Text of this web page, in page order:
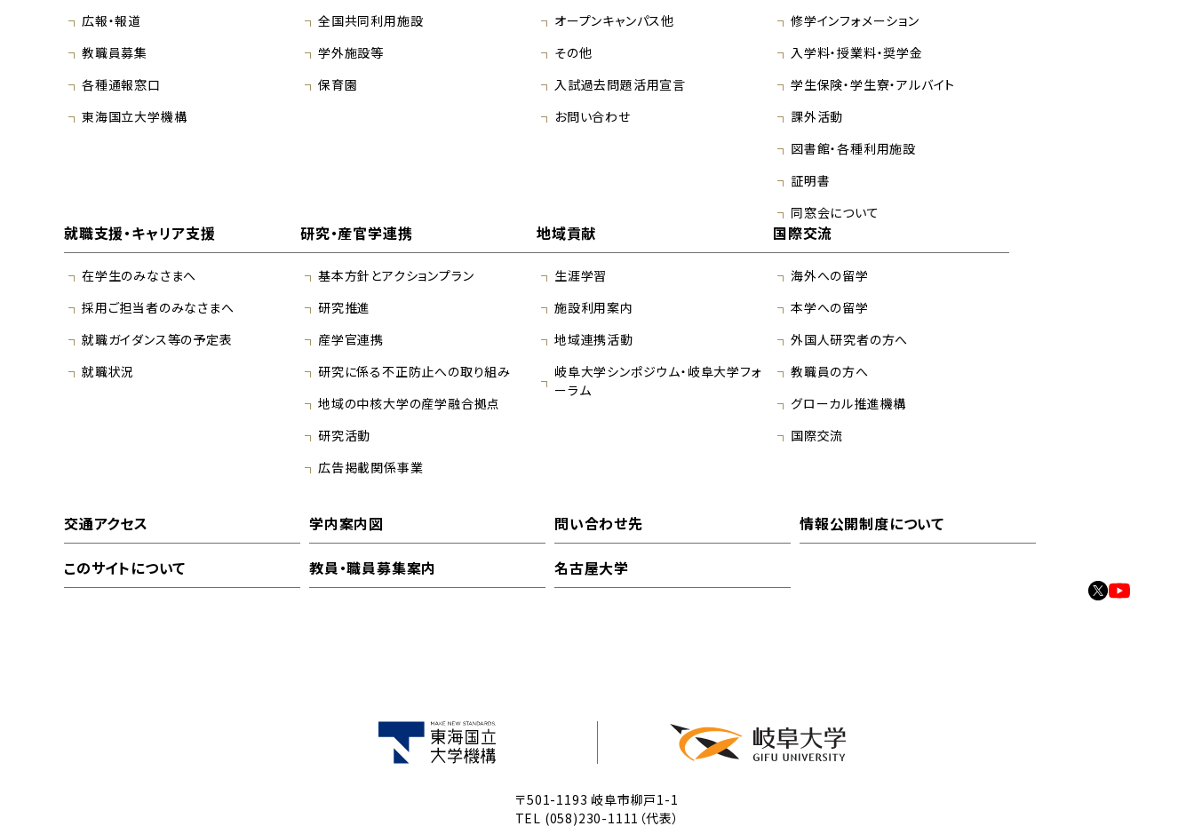
広報・報道
教職員募集
各種通報窓口
東海国立大学機構
全国共同利用施設
学外施設等
保育園
オープンキャンパス他
その他
入試過去問題活用宣言
お問い合わせ
修学インフォメーション
入学料・授業料・奨学金
学生保険・学生寮・アルバイト
課外活動
図書館・各種利用施設
証明書
同窓会について
就職支援・キャリア支援
在学生のみなさまへ
採用ご担当者のみなさまへ
就職ガイダンス等の予定表
就職状況
研究・産官学連携
基本方針とアクションプラン
研究推進
産学官連携
研究に係る不正防止への取り組み
地域の中核大学の産学融合拠点
研究活動
広告掲載関係事業
地域貢献
生涯学習
施設利用案内
地域連携活動
岐阜大学シンポジウム・岐阜大学フォ
ーラム
国際交流
海外への留学
本学への留学
外国人研究者の方へ
教職員の方へ
グローカル推進機構
国際交流
交通アクセス 学内案内図 問い合わせ先 情報公開制度について
このサイトについて 教員・職員募集案内 名古屋大学
〒501-1193 岐阜市柳戸1-1
TEL (058)230-1111（代表）